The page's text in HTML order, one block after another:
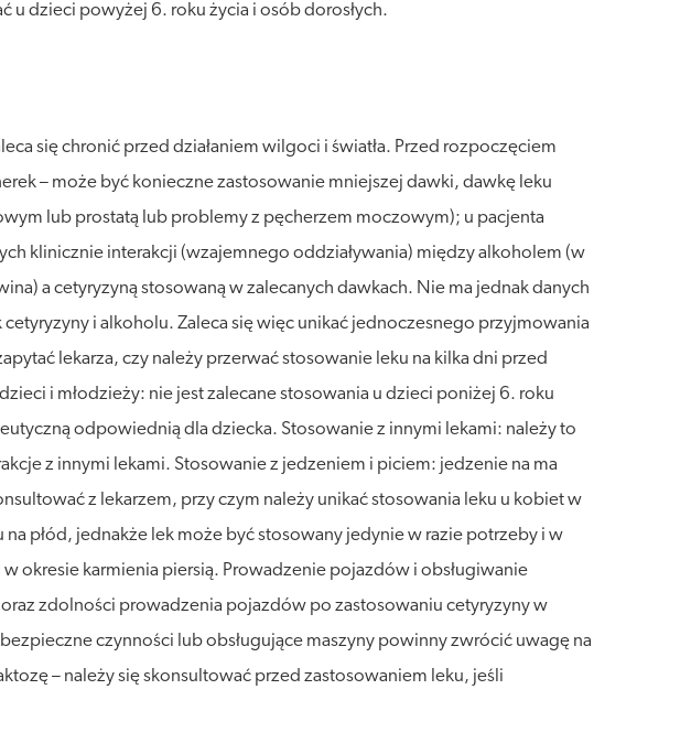
u dzieci powyżej 6. roku życia i osób dorosłych.
się chronić przed działaniem wilgoci i światła. Przed rozpoczęciem
– może być konieczne zastosowanie mniejszej dawki, dawkę leku
lub prostatą lub problemy z pęcherzem moczowym); u pacjenta
klinicznie interakcji (wzajemnego oddziaływania) między alkoholem (w
a cetyryzyną stosowaną w zalecanych dawkach. Nie ma jednak danych
i alkoholu. Zaleca się więc unikać jednoczesnego przyjmowania
lekarza, czy należy przerwać stosowanie leku na kilka dni przed
i młodzieży: nie jest zalecane stosowania u dzieci poniżej 6. roku
odpowiednią dla dziecka. Stosowanie z innymi lekami: należy to
z innymi lekami. Stosowanie z jedzeniem i piciem: jedzenie na ma
z lekarzem, przy czym należy unikać stosowania leku u kobiet w
płód, jednakże lek może być stosowany jedynie w razie potrzeby i w
okresie karmienia piersią. Prowadzenie pojazdów i obsługiwanie
zdolności prowadzenia pojazdów po zastosowaniu cetyryzyny w
czynności lub obsługujące maszyny powinny zwrócić uwagę na
– należy się skonsultować przed zastosowaniem leku, jeśli